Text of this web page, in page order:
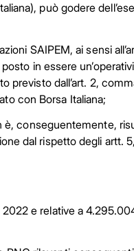
può godere
SAIPEM, ai sensi
in essere
previsto dall’art. 2,
con Borsa Italiana;
è, conseguentemente,
dal rispetto degli artt.
e relative a